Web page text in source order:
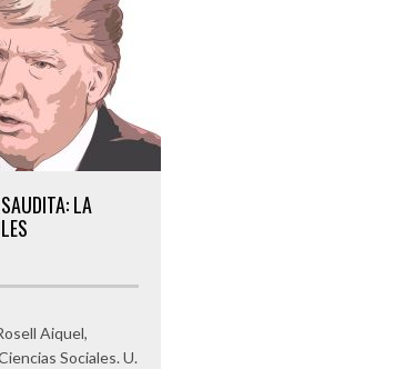
LA
Aiquel,
Sociales. U.